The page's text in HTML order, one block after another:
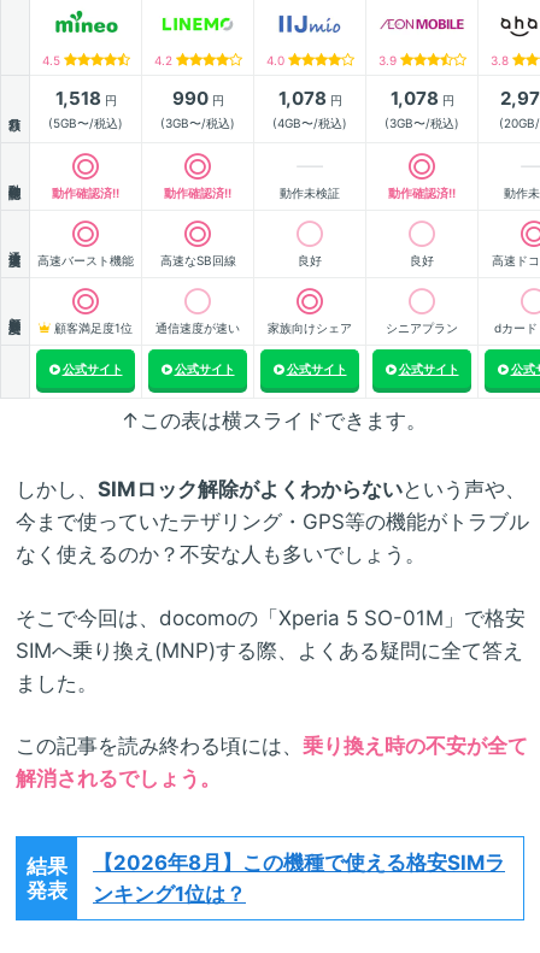
4.5 4.2 4.0 3.9 3.8
1,518 円
(5GB〜/税込)
990円
(3GB〜/税込)
1,078 円
(4GB〜/税込)
1,078 円
(3GB〜/税込)
動作確認済!! 動作確認済!! 動作未検証 動作確認済!! 動作
高速バースト機能 高速なSB回線 良好 良好 高速ド
顧客満足度1位 通信速度が速い 家族向けシェア シニアプラン dカード
公式サイト 公式サイト 公式サイト 公式サイト 公式
↑この表は横スライドできます。
しかし、 SIMロック解除がよくわからないという声や、
今まで使っていたテザリング・GPS等の機能がトラブル
なく使えるのか？不安な人も多いでしょう。
そこで今回は、docomoの「Xperia 5 SO-01M」で格安
SIMへ乗り換え(MNP)する際、よくある疑問に全て答え
ました。
この記事を読み終わる頃には、 乗り換え時の不安が全て
解消されるでしょう。
結果
発表
【2026年8月】 この機種で使える格安SIMラ
ンキング1位は？